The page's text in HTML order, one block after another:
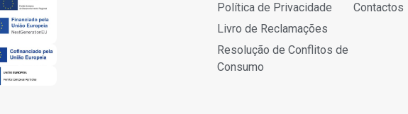
Política de Privacidade
Livro de Reclamações
Resolução de Conflitos de
Consumo
Contactos